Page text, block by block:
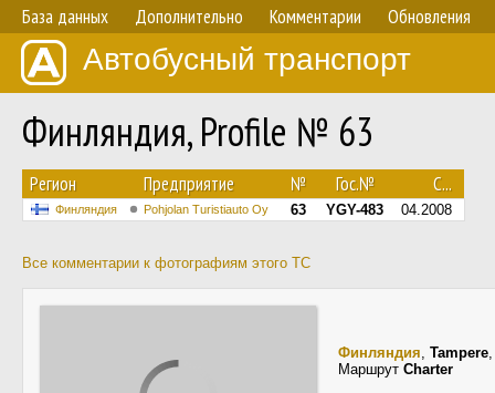
База данных Дополнительно Комментарии Обновления
Автобусный транспорт
Финляндия, Profile № 63
Регион Предприятие № Гос.№ С...
Финляндия Pohjolan Turistiauto Oy 63 YGY-483 04.2008
Все комментарии к фотографиям этого ТС
Финляндия, Tampere
Маршрут Charter